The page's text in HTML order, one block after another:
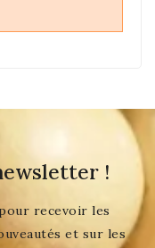
!
recevoir les
et sur les